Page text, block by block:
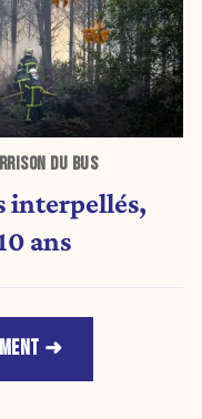
DU BUS
interpellés,
ans